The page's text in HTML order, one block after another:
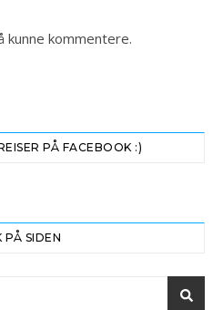
kunne kommentere.
PÅ FACEBOOK :)
PÅ SIDEN